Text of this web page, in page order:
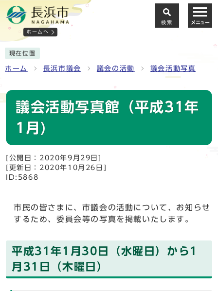
ホームへ
検索 メニュー
現在位置
ホーム 長浜市議会 議会の活動 議会活動写真
議会活動写真館（平成31年
1月)
[公開日：2020年9月29日]
[更新日：2020年10月26日]
ID:5868
市民の皆さまに、市議会の活動について、お知らせ
するため、委員会等の写真を掲載いたします。
平成31年1月30日（水曜日）から1
月31日（木曜日）